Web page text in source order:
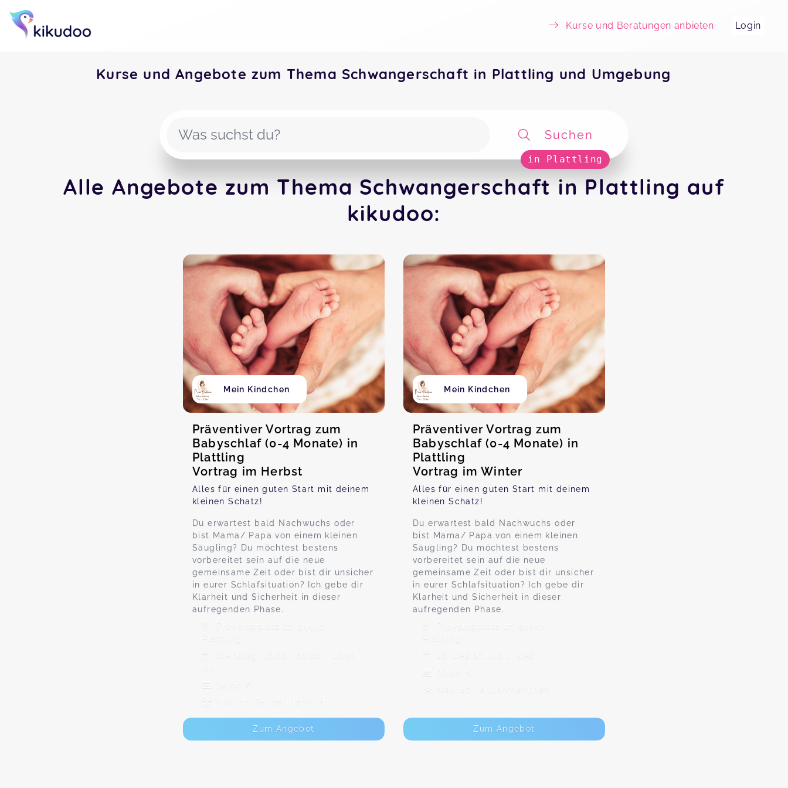
Kurse und Beratungen anbieten Login
Kurse und Angebote zum Thema Schwangerschaft in Plattling und Umgebung
Suchen
in Plattling
Alle Angebote zum Thema Schwangerschaft in Plattling auf
kikudoo:
Mein Kindchen
Präventiver Vortrag zum
Babyschlaf (0-4 Monate) in
Plattling
Vortrag im Herbst
Alles für einen guten Start mit deinem
kleinen Schatz!
Du erwartest bald Nachwuchs oder
bist Mama/ Papa von einem kleinen
Säugling? Du möchtest bestens
vorbereitet sein auf die neue
gemeinsame Zeit oder bist dir unsicher
in eurer Schlafsituation? Ich gebe dir
Klarheit und Sicherheit in dieser
aufregenden Phase.
Preysingplatz 17, 94447
Plattling
Dienstag, 15.09., 09:00 - 10:30
39,00 €
Max. 10 TeilnehmerInnen
Zum Angebot
Mein Kindchen
Präventiver Vortrag zum
Babyschlaf (0-4 Monate) in
Plattling
Vortrag im Winter
Alles für einen guten Start mit deinem
kleinen Schatz!
Du erwartest bald Nachwuchs oder
bist Mama/ Papa von einem kleinen
Säugling? Du möchtest bestens
vorbereitet sein auf die neue
gemeinsame Zeit oder bist dir unsicher
in eurer Schlafsituation? Ich gebe dir
Klarheit und Sicherheit in dieser
aufregenden Phase.
Preysingplatz 17, 94447
Plattling
16. Dez 25 und 1. Dez
39,00 €
Max. 10 TeilnehmerInnen
Zum Angebot